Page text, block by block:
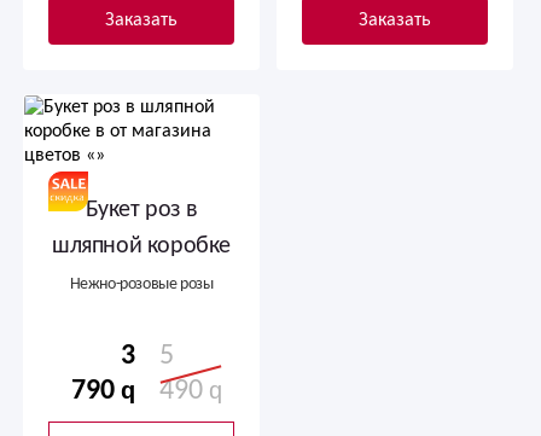
Заказать Заказать
Букет роз в
шляпной коробке
Нежно-розовые розы
3
790
5
490